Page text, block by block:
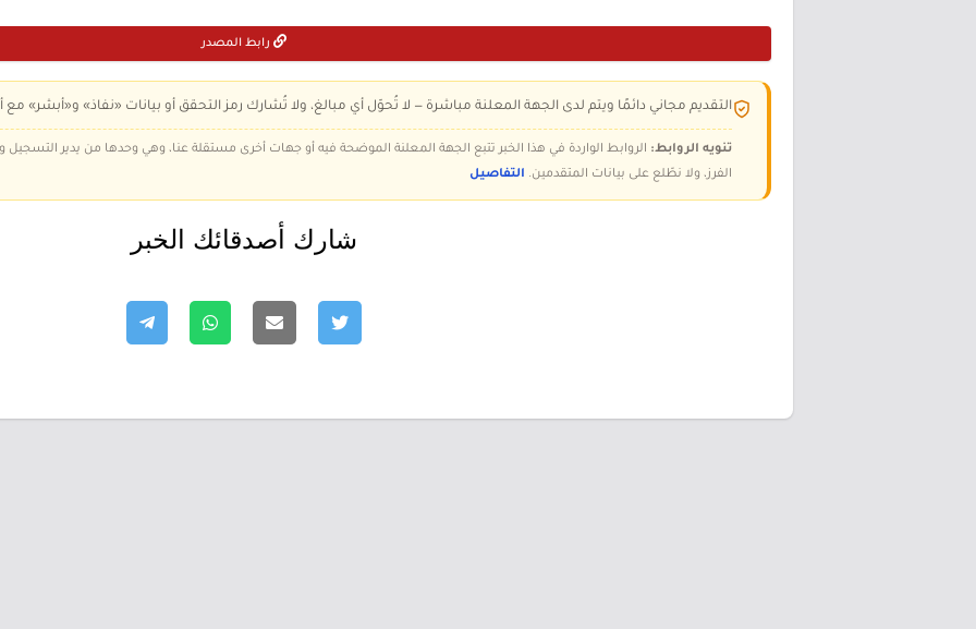
رابط المصدر
التقديم مجاني دائمًا ويتم لدى الجهة المعلنة مباشرة — لا تُحوّل أي مبالغ، ولا تُشارك رمز التحقق أو بيانات «نفاذ» و«أبشر» مع
تنويه الروابط: الروابط الواردة في هذا الخبر تتبع الجهة المعلنة الموضحة فيه أو جهات أخرى مستقلة عنا، وهي وحدها من يدير
الفرز، ولا نطّلع على بيانات المتقدمين. التفاصيل
شارك أصدقائك الخبر